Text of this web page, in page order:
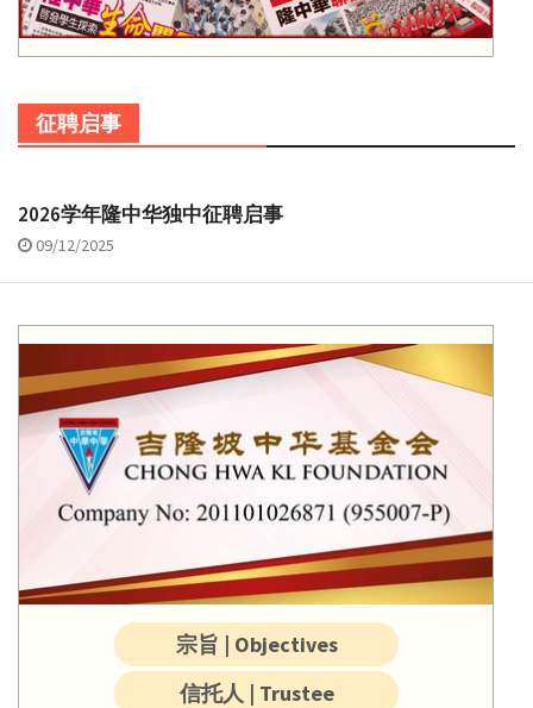
征聘启事
2026学年隆中华独中征聘启事
09/12/2025
宗旨 | Objectives
信托人 | Trustee